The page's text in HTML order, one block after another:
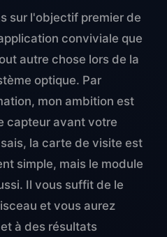
sur l'objectif premier de
conviviale que
autre chose lors de la
optique. Par
mon ambition est
capteur avant votre
la carte de visite est
simple, mais le module
Il vous suffit de le
et vous aurez
à des résultats